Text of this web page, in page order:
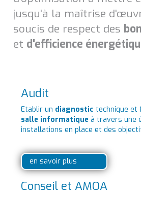
jusqu'à la maîtrise
soucis de respect des
et d'efficience
Audit
Etablir un diagnostic technique et
salle informatiqueà travers une
installations en place et des
en savoir plus
Conseil et AMOA